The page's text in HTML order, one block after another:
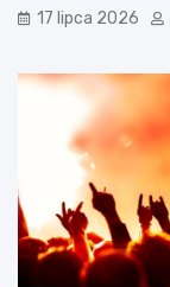
17 lipca 2026